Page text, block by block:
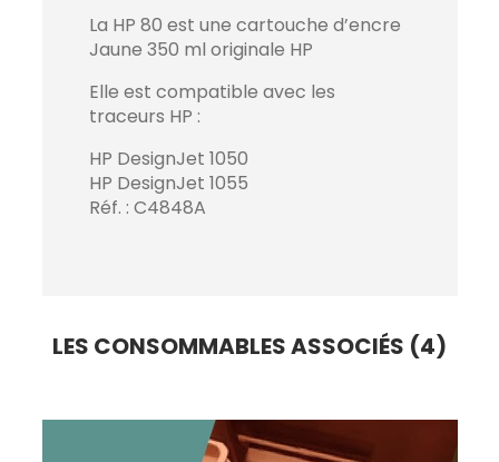
La HP 80 est une cartouche d’encre
Jaune 350 ml originale HP
Elle est compatible avec les
traceurs HP :
HP DesignJet 1050
HP DesignJet 1055
Réf. : C4848A
LES CONSOMMABLES ASSOCIÉS (4)